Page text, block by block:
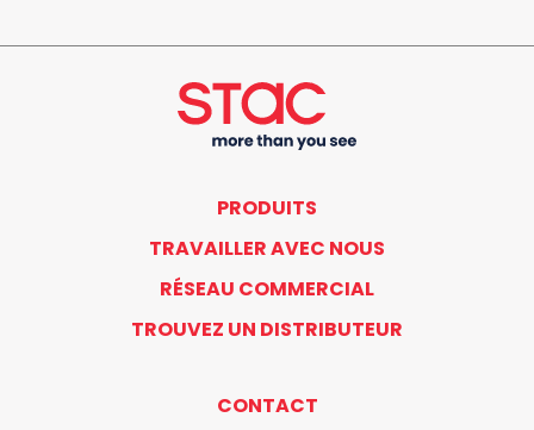
PRODUITS
TRAVAILLER AVEC NOUS
RÉSEAU COMMERCIAL
TROUVEZ UN DISTRIBUTEUR
CONTACT